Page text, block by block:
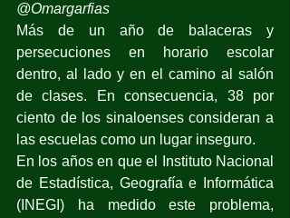
@Omargarfias
Más de un año de balaceras y
persecuciones en horario escolar
dentro, al lado y en el camino al salón
de clases. En consecuencia, 38 por
ciento de los sinaloenses consideran a
las escuelas como un lugar inseguro.
En los años en que el Instituto Nacional
de Estadística, Geografía e Informática
(INEGI) ha medido este problema,